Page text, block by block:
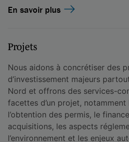
En savoir plus
Projets
Nous aidons à concrétiser des
d’investissement majeurs
Nord et offrons des services-
facettes d’un projet,
l’obtention des permis, le
acquisitions, les aspects
l’environnement et les enjeux